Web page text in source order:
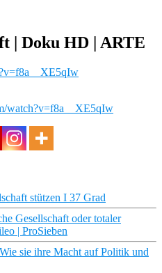
| Doku HD | ARTE
watch?v=f8a__XE5qIw
stützen I 37 Grad
Gesellschaft oder totaler
| ProSieben
sie ihre Macht auf Politik und